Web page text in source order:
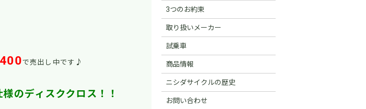
で売出し中です ♪
のディスククロス！！
3つのお約束
取り扱いメーカー
試乗車
商品情報
ニシダサイクルの歴史
お問い合わせ